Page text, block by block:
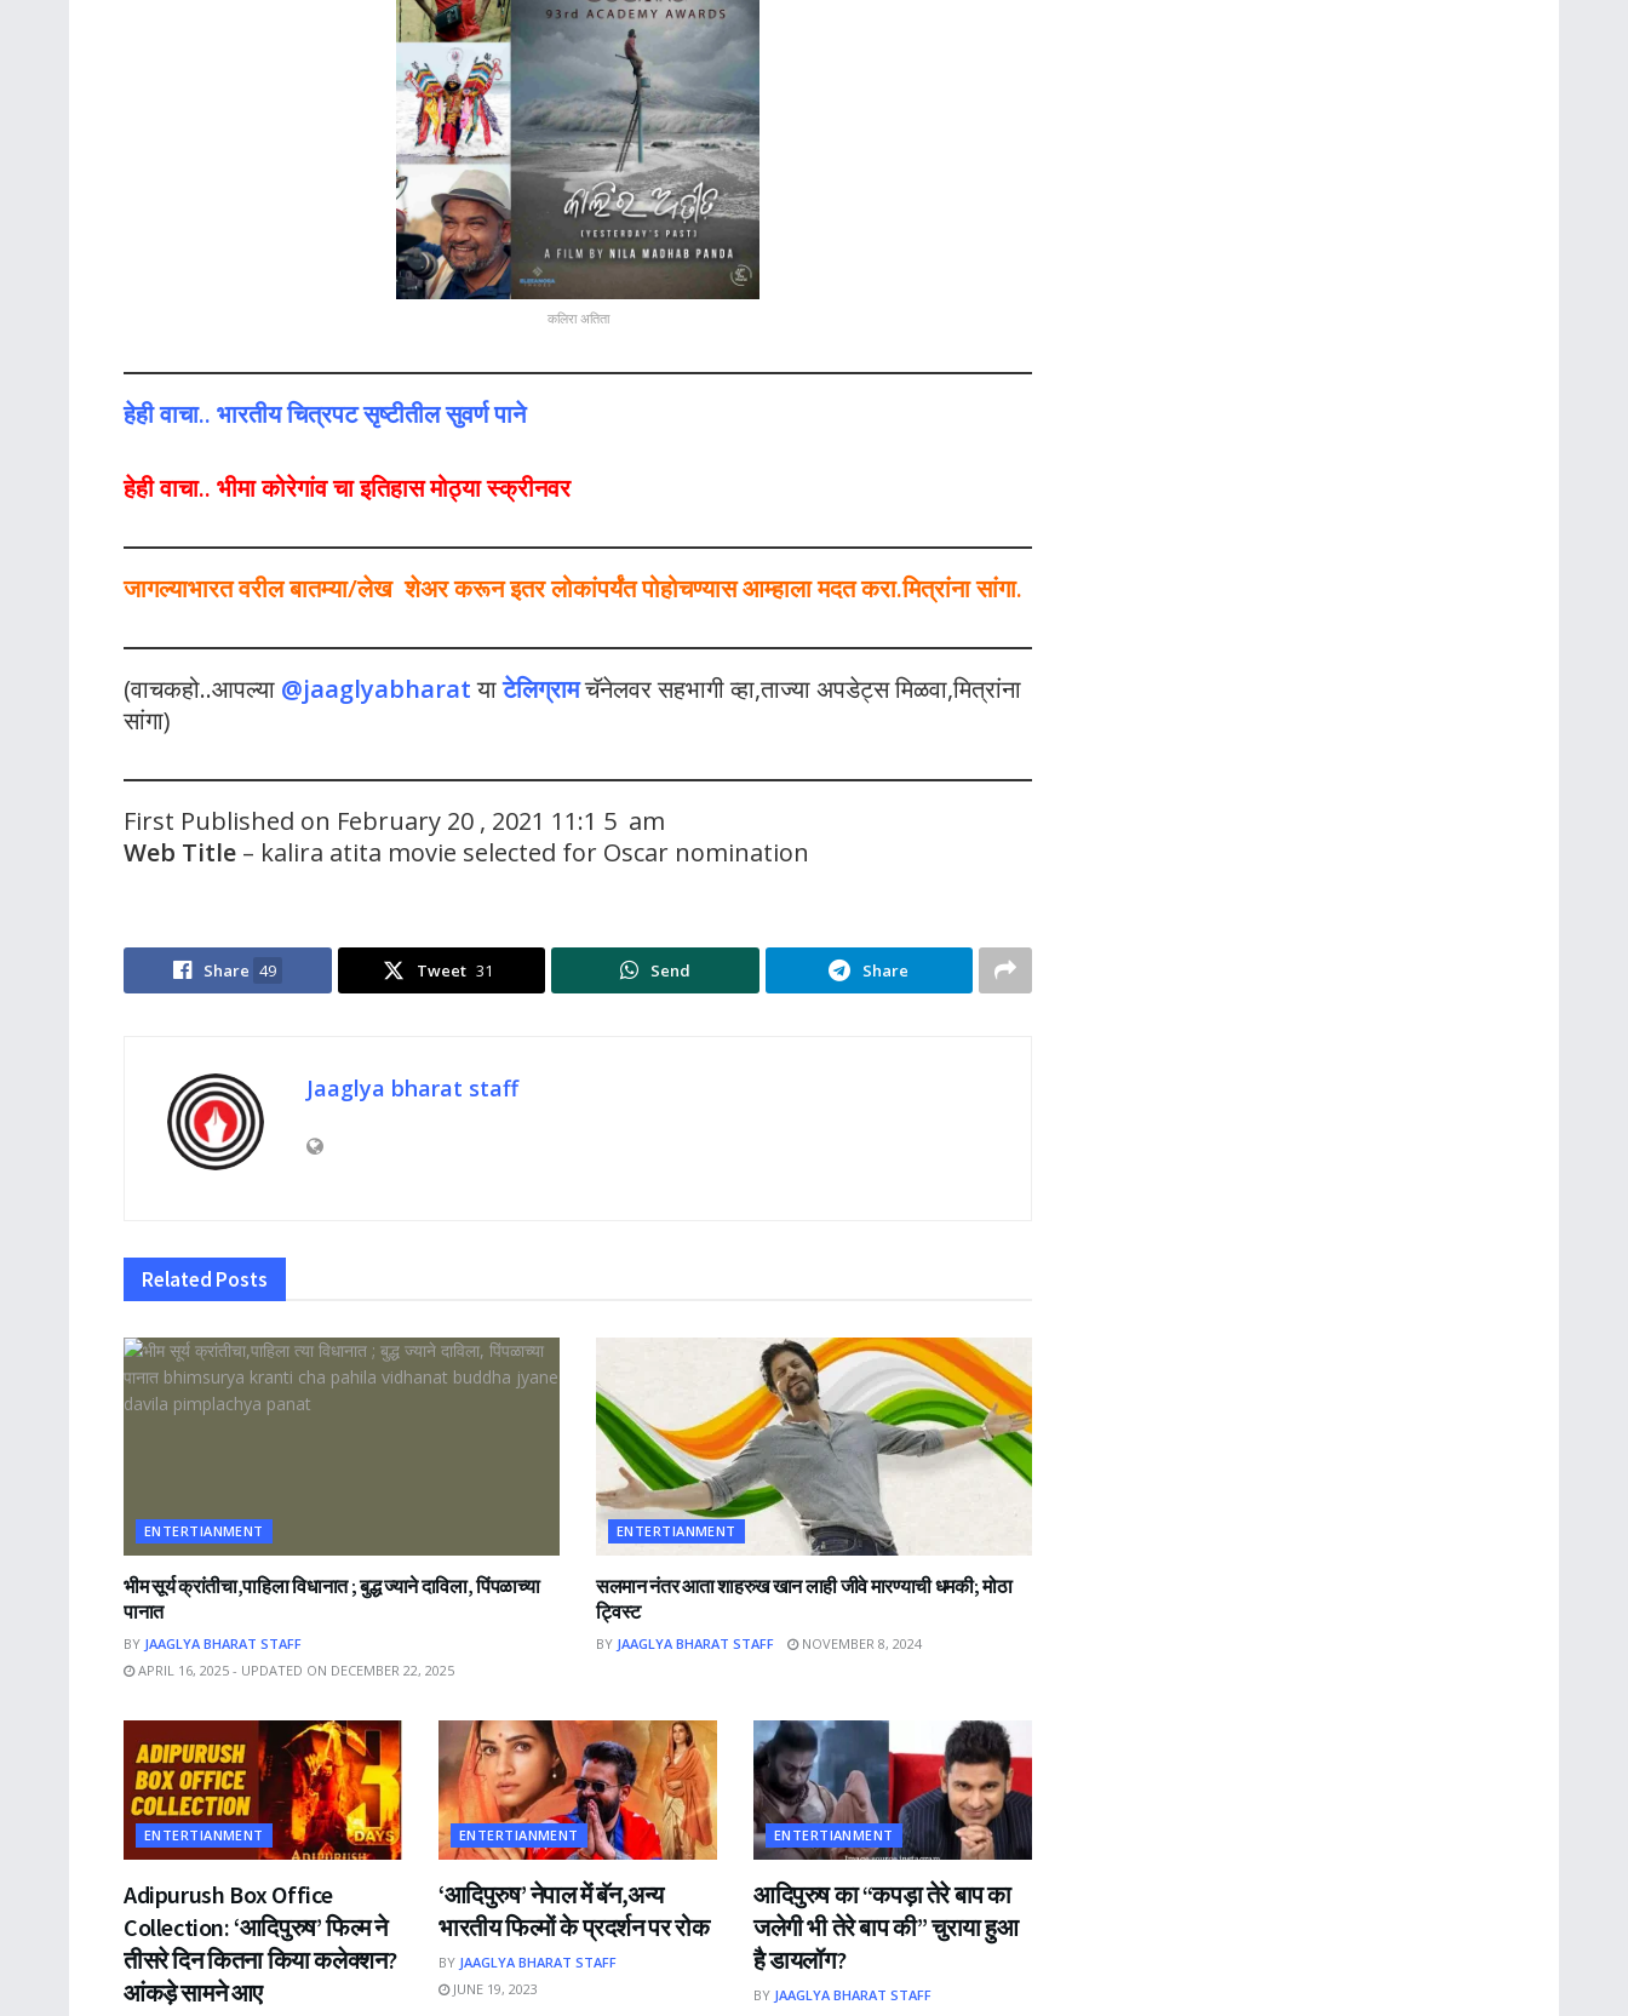
कलिरा अतिता
हेही वाचा.. भारतीय चित्रपट सृष्टीतील सुवर्ण पाने
हेही वाचा.. भीमा कोरेगांव चा इतिहास मोठ्या स्क्रीनवर
जागल्याभारत वरील बातम्या/लेख शेअर करून इतर लोकांपर्यंत पोहोचण्यास आम्हाला मदत करा.मित्रांना सांगा.
(वाचकहो..आपल्या @jaaglyabharat याटेलिग्रामचॅनेलवर सहभागी व्हा,ताज्या अपडेट्स मिळवा,मित्रांना
सांगा)
First Published on February 20 , 2021 11:1 5 am
Web Title – kalira atita movie selected for Oscar nomination
Share 49 Tweet 31 Send Share
Jaaglya bharat staff
Related Posts
ENTERTIANMENT
भीम सूर्य क्रांतीचा,पाहिला विधानात ; बुद्ध ज्याने दाविला, पिंपळाच्या
पानात
BY JAAGLYA BHARAT STAFF
APRIL 16, 2025 - UPDATED ON DECEMBER 22, 2025
ENTERTIANMENT
सलमान नंतर आता शाहरुख खान लाही जीवे मारण्याची धमकी; मोठा
ट्विस्ट
BY JAAGLYA BHARAT STAFF NOVEMBER 8, 2024
ENTERTIANMENT
Adipurush Box Office
Collection: ‘आदिपुरुष’ फिल्म ने
तीसरे दिन कितना किया कलेक्शन?
आंकड़े सामने आए
ENTERTIANMENT
‘आदिपुरुष’ नेपाल में बॅन,अन्य
भारतीय फिल्मों के प्रदर्शन पर रोक
BY JAAGLYA BHARAT STAFF
JUNE 19, 2023
ENTERTIANMENT
आदिपुरुष का “कपड़ा तेरे बाप का
जलेगी भी तेरे बाप की” चुराया हुआ
है डायलॉग?
BY JAAGLYA BHARAT STAFF